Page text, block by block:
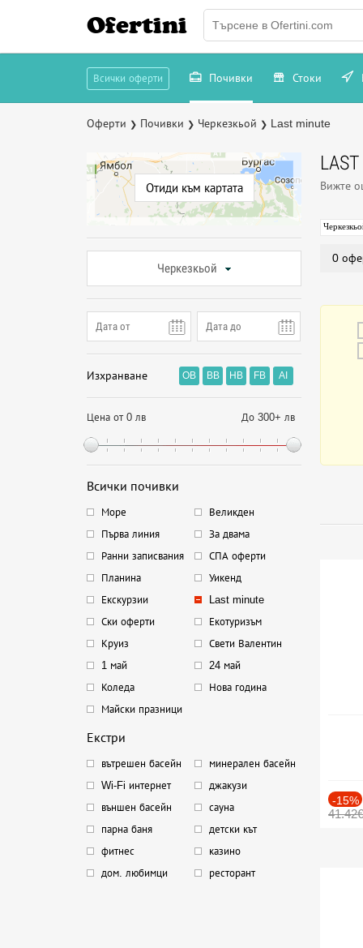
Ofertini
Всички оферти Почивки Стоки
Оферти ❯ Почивки ❯ Черкезкьой ❯ Last minute
Отиди към картата
Черкезкьой
Изхранване OB BB HB FB AI
Цена от 0 лв До 300+ лв
Всички почивки
Море
Великден
Първа линия
За двама
Ранни записвания
СПА оферти
Планина
Уикенд
Екскурзии
Last minute
Ски оферти
Екотуризъм
Круиз
Свети Валентин
1 май
24 май
Коледа
Нова година
Майски празници
Екстри
вътрешен басейн
минерален басейн
Wi-Fi интернет
джакузи
външен басейн
сауна
парна баня
детски кът
фитнес
казино
дом. любимци
ресторант
Вижте
0
-15%
41.42€